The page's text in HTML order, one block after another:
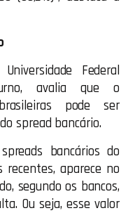
Federal
avalia que o
pode ser
spread bancário.
bancários do
recentes, aparece no
segundo os bancos,
Ou seja, esse valor